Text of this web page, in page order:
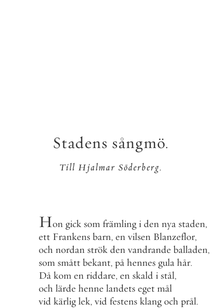
Stadens sångmö.
Till Hjalmar Söderberg.
Hon gick som främling i den nya staden,
ett Frankens barn, en vilsen Blanzeflor,
och nordan strök den vandrande balladen,
som smått bekant, på hennes gula hår.
Då kom en riddare, en skald i stål,
och lärde henne landets eget mål
vid kärlig lek, vid festens klang och prål.